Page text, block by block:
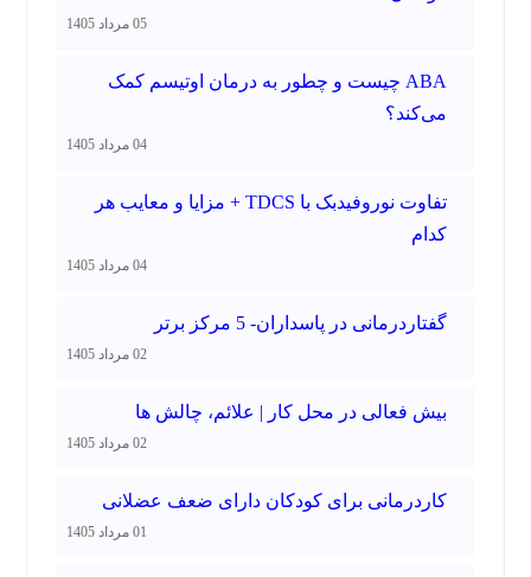
05 مرداد 1405
ABA چیست و چطور به درمان اوتیسم کمک
می‌کند؟
04 مرداد 1405
تفاوت نوروفیدبک با TDCS + مزایا و معایب هر
کدام
04 مرداد 1405
گفتاردرمانی در پاسداران- 5 مرکز برتر
02 مرداد 1405
بیش فعالی در محل کار | علائم، چالش ها
02 مرداد 1405
کاردرمانی برای کودکان دارای ضعف عضلانی
01 مرداد 1405